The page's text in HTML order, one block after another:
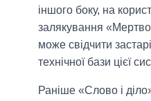
іншого боку, на
залякування
може свідчити
технічної бази цієї
Раніше «Слово і